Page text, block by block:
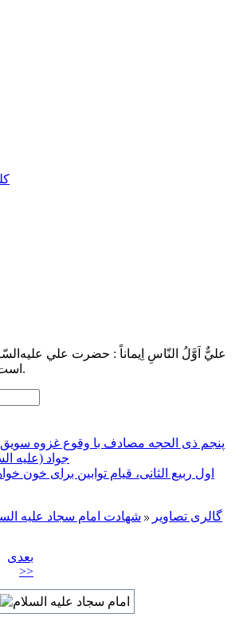
عليٌّ اَوَّلُ النّاسِ اِيماناً : حضرت علي
است كه ايمان آورد.
پنجم ذی الحجه مصادف با وقوع غزوه
جواد (علیه
اول ربیع الثانی، قیام توابین برای خون
گالری تصاویر شهادت امام سجاد علیه
بعدی
>>